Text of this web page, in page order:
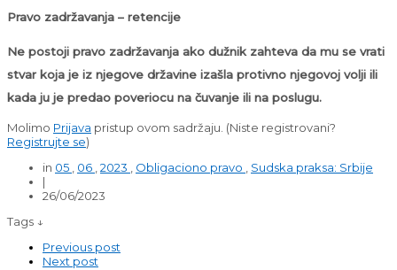
Pravo zadržavanja – retencije
Ne postoji pravo zadržavanja ako dužnik zahteva da mu se vrati
stvar koja je iz njegove državine izašla protivno njegovoj volji ili
kada ju je predao poveriocu na čuvanje ili na poslugu.
Molimo Prijava pristup ovom sadržaju. (Niste registrovani?
Registrujte se)
in 05 06 2023 Obligaciono pravo
Sudska praksa: Srbije
|
26/06/2023
Tags ↓
Previous post
Next post